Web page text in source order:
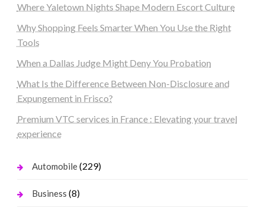
Where Yaletown Nights Shape Modern Escort Culture
Why Shopping Feels Smarter When You Use the Right
Tools
When a Dallas Judge Might Deny You Probation
What Is the Difference Between Non-Disclosure and
Expungement in Frisco?
Premium VTC services in France : Elevating your travel
experience
Automobile(229)
Business (8)